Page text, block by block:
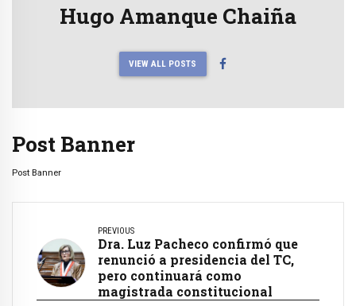
Hugo Amanque Chaiña
VIEW ALL POSTS
Post Banner
Post Banner
PREVIOUS
Dra. Luz Pacheco confirmó que
renunció a presidencia del TC,
pero continuará como
magistrada constitucional